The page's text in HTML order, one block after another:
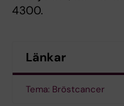
4300.
Länkar
Tema: Bröstcancer